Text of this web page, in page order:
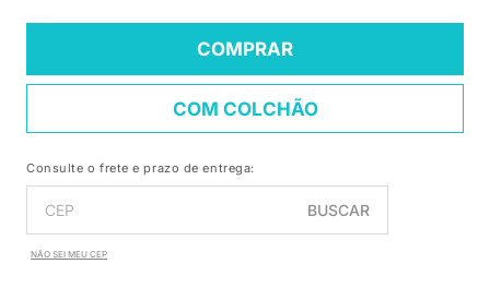
COMPRAR
COM COLCHÃO
Consulte o frete e prazo de entrega:
BUSCAR
NÃO SEI MEU CEP